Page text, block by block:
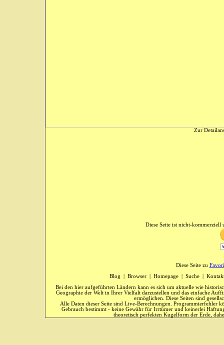
Zur
Diese Seite ist nicht-kommerziell
Diese Seite zu
Blog
Browser| Homepage| Suche|
Bei den hier aufgeführten Ländern kann es sich um aktuelle wie
Geographie der Welt in Ihrer Vielfalt darzustellen und das einfache
ermöglichen. Diese Seiten sind
Alle Daten dieser Seite sind Live-Berechnungen. Programmierfehler
Gebrauch bestimmt - keine Gewähr für Irrtümer und keinerlei
theoretisch perfekten Kugelform der Erde,